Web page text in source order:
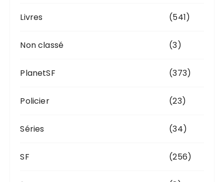
Livres (541)
Non classé (3)
PlanetSF (373)
Policier (23)
Séries (34)
SF (256)